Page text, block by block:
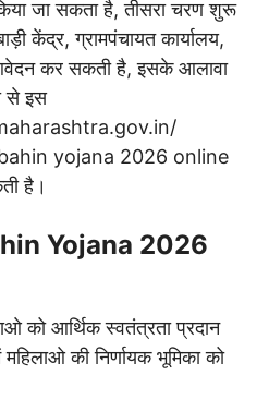
जा सकता है, तीसरा चरण शुरू
केंद्र, ग्रामपंचायत कार्यालय,
कर सकती है, इसके आलावा
से इस
yojana 2026 online
है।
Yojana 2026
को आर्थिक स्वतंत्रता प्रदान
महिलाओ की निर्णायक भूमिका को